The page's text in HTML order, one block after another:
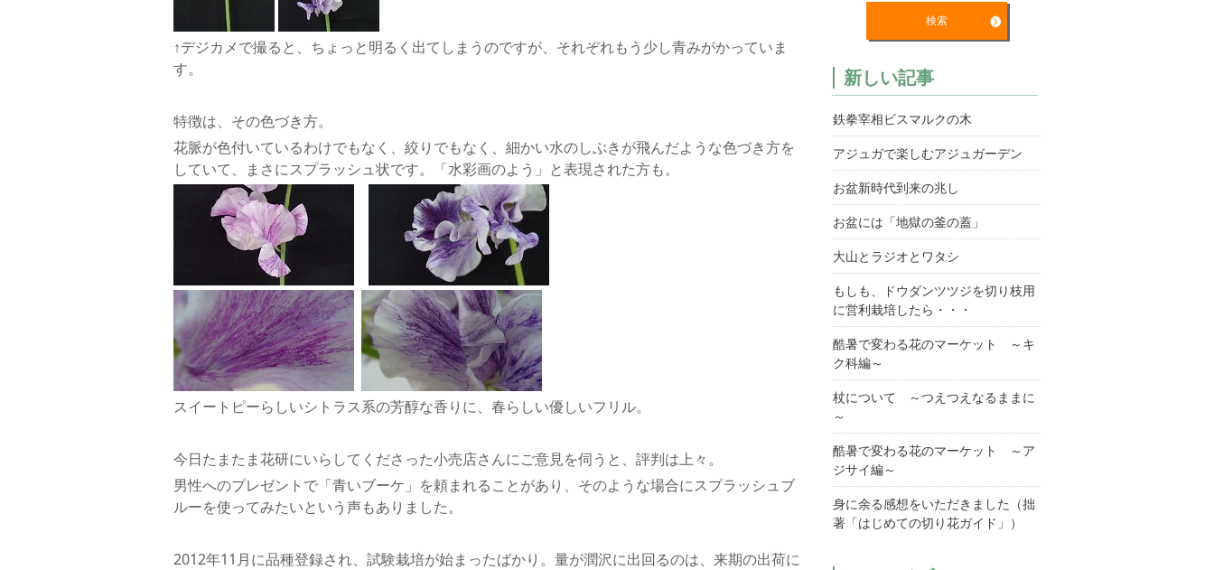
↑デジカメで撮ると、ちょっと明るく出てしまうのですが、それぞれもう少し青みがかっていま
す。
特徴は、その色づき方。
花脈が色付いているわけでもなく、絞りでもなく、細かい水のしぶきが飛んだような色づき方を
していて、まさにスプラッシュ状です。「水彩画のよう」と表現された方も。
スイートピーらしいシトラス系の芳醇な香りに、春らしい優しいフリル。
今日たまたま花研にいらしてくださった小売店さんにご意見を伺うと、評判は上々。
男性へのプレゼントで「青いブーケ」を頼まれることがあり、そのような場合にスプラッシュブ
ルーを使ってみたいという声もありました。
2012年11月に品種登録され、試験栽培が始まったばかり。量が潤沢に出回るのは、来期の出荷に
新しい記事
鉄拳宰相ビスマルクの木
アジュガで楽しむアジュガーデン
お盆新時代到来の兆し
お盆には「地獄の釜の蓋」
大山とラジオとワタシ
もしも、ドウダンツツジを切り枝用
に営利栽培したら・・・
酷暑で変わる花のマーケット ～キ
ク科編～
杖について ～つえつえなるままに
～
酷暑で変わる花のマーケット ～ア
ジサイ編～
身に余る感想をいただきました（拙
著「はじめての切り花ガイド」）